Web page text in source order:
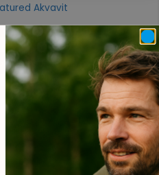
Akvavit
til kurv